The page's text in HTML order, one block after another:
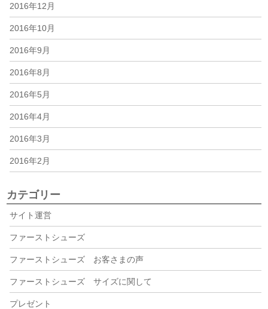
2016年12月
2016年10月
2016年9月
2016年8月
2016年5月
2016年4月
2016年3月
2016年2月
カテゴリー
サイト運営
ファーストシューズ
ファーストシューズ お客さまの声
ファーストシューズ サイズに関して
プレゼント